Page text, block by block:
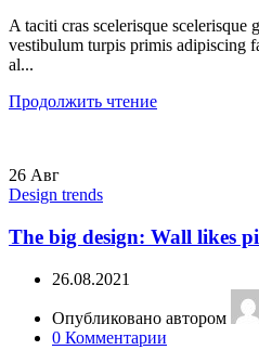
A taciti cras scelerisque scelerisque
vestibulum turpis primis adipiscing
al...
Продолжить чтение
26 Авг
Design trends
The big design: Wall likes
26.08.2021
Опубликовано автором
0 Комментарии